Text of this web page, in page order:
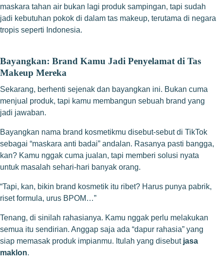
maskara tahan air bukan lagi produk sampingan, tapi sudah
jadi kebutuhan pokok di dalam tas makeup, terutama di negara
tropis seperti Indonesia.
Bayangkan: Brand Kamu Jadi Penyelamat di Tas
Makeup Mereka
Sekarang, berhenti sejenak dan bayangkan ini. Bukan cuma
menjual produk, tapi kamu membangun sebuah brand yang
jadi jawaban.
Bayangkan nama brand kosmetikmu disebut-sebut di TikTok
sebagai “maskara anti badai” andalan. Rasanya pasti bangga,
kan? Kamu nggak cuma jualan, tapi memberi solusi nyata
untuk masalah sehari-hari banyak orang.
“Tapi, kan, bikin brand kosmetik itu ribet? Harus punya pabrik,
riset formula, urus BPOM…”
Tenang, di sinilah rahasianya. Kamu nggak perlu melakukan
semua itu sendirian. Anggap saja ada “dapur rahasia” yang
siap memasak produk impianmu. Itulah yang disebut jasa
maklon.